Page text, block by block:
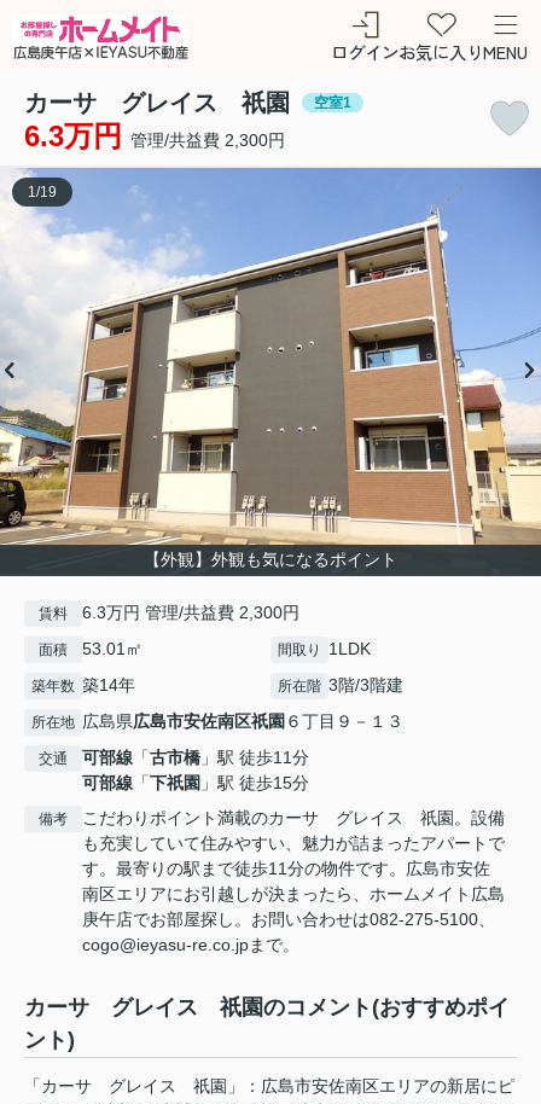
ログインお気に入りMENU
カーサ グレイス 祇園 空室1
6.3万円 管理/共益費 2,300円
【外観】外観も気になるポイント
1 /19
賃料 6.3万円 管理/共益費 2,300円
面積 53.01㎡ 間取り 1LDK
築年数 築14年 所在階 3階/3階建
所在地 広島県広島市安佐南区祇園 ６丁目９－１３
交通 可部線 「古市橋 」駅 徒歩11分
可部線 「下祇園 」駅 徒歩15分
備考
こだわりポイント満載のカーサ グレイス 祇園。設備
も充実していて住みやすい、魅力が詰まったアパートで
す。最寄りの駅まで徒歩11分の物件です。広島市安佐
南区エリアにお引越しが決まったら、ホームメイト広島
庚午店でお部屋探し。お問い合わせは082-275-5100、
cogo@ieyasu-re.co.jpまで。
カーサ グレイス 祇園のコメント(おすすめポイ
ント)
「カーサ グレイス 祇園」：広島市安佐南区エリアの新居にピ